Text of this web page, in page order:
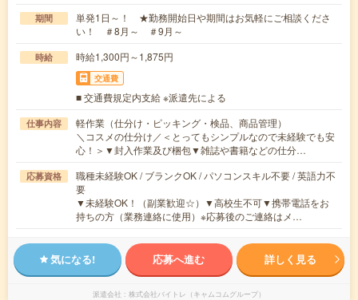
期間
単発1日～！ ★勤務開始日や期間はお気軽にご相談くださ
い！ ＃8月～ ＃9月～
時給 時給1,300円～1,875円
交通費
■ 交通費規定内支給 ※派遣先による
仕事内容
軽作業（仕分け・ピッキング・検品、商品管理）
＼コスメの仕分け／＜とってもシンプルなので未経験でも安
心！＞▼封入作業及び梱包▼雑誌や書籍などの仕分…
応募資格
職種未経験OK / ブランクOK / パソコンスキル不要 / 英語力不
要
▼未経験OK！（副業歓迎☆）▼高校生不可▼携帯電話をお
持ちの方（業務連絡に使用）※応募後のご連絡はメ…
気になる! 応募へ進む 詳しく見る
派遣会社 株式会社バイトレ（キャムコムグループ）